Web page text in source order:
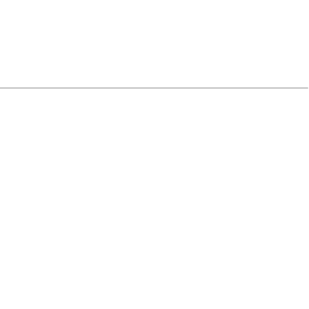
le
Les scores de
lorsque les
Utilisez-les